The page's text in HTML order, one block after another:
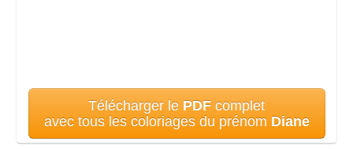
Télécharger le PDF complet
avec tous les coloriages du prénom Diane